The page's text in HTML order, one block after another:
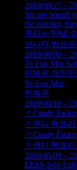
2019/09/27 –
We are bound
the monitor,
우리는 만날
모니터 밖으
2019/08/09 –
Ye Eun Min
민예은 개인
Ye Eun Min
민예은
2019/06/19 –
＊Candy
＊캔디 팩토
＊Candy
＊캔디 팩토
2019/05/09 –
LESS Solo